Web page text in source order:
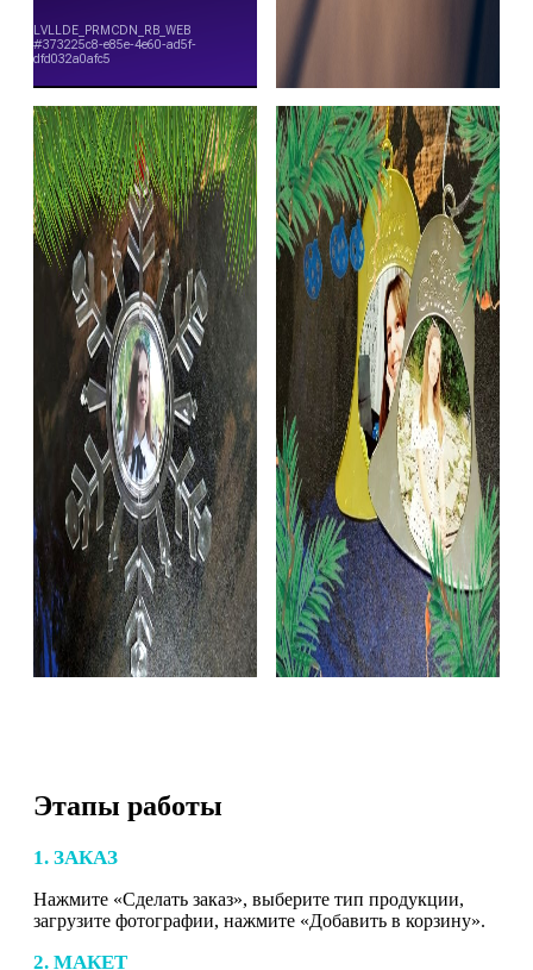
Этапы работы
1. ЗАКАЗ
Нажмите «Сделать заказ», выберите тип продукции,
загрузите фотографии, нажмите «Добавить в корзину».
2. МАКЕТ